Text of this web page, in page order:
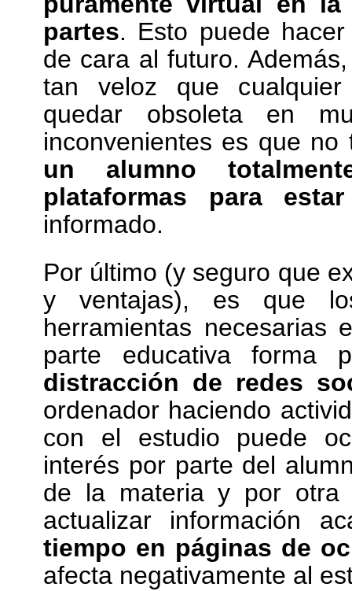
partes. Esto puede
de cara al futuro.
tan veloz que cualquier
quedar obsoleta en
inconvenientes es que
un alumno
plataformas para
informado.
Por último (y seguro que
y ventajas), es que
herramientas
parte educativa
distracción de redes
ordenador haciendo
con el estudio puede
interés por parte del
de la materia y por otra
actualizar información
tiempo en páginas de
afecta negativamente al